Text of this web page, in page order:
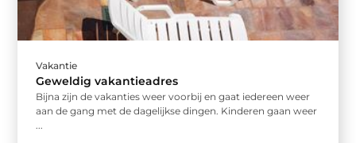
Vakantie
Geweldig vakantieadres
Bijna zijn de vakanties weer voorbij en gaat iedereen weer
aan de gang met de dagelijkse dingen. Kinderen gaan weer